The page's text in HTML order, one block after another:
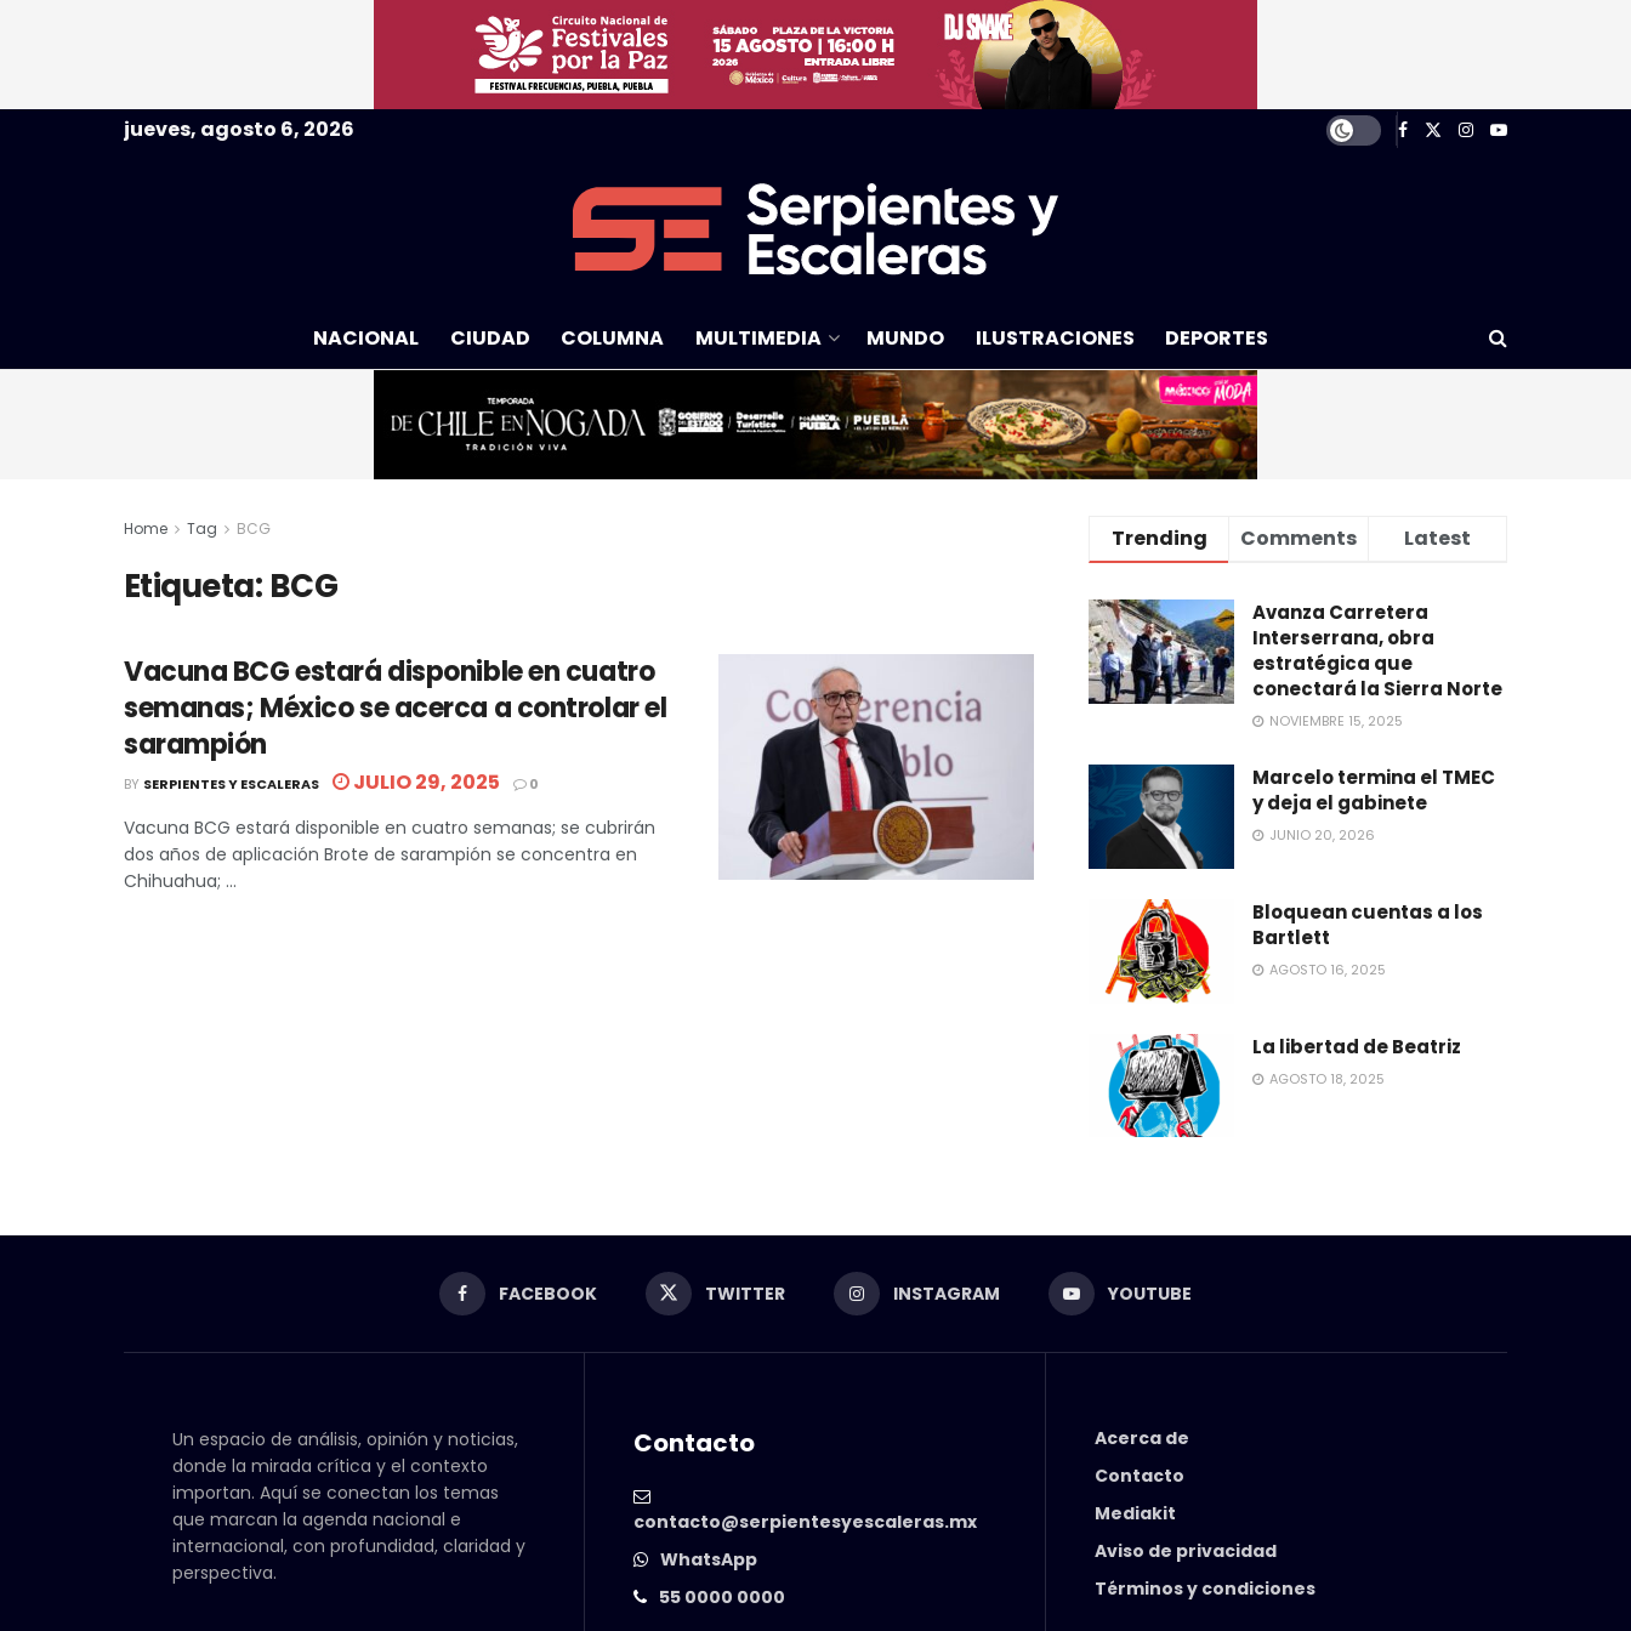
jueves, agosto 6, 2026
NACIONAL CIUDAD COLUMNA MULTIMEDIA MUNDO ILUSTRACIONES DEPORTES
Home Tag BCG
Etiqueta: BCG
Vacuna BCG estará disponible en cuatro
semanas; México se acerca a controlar el
sarampión
BY SERPIENTES Y ESCALERAS JULIO 29, 2025 0
Vacuna BCG estará disponible en cuatro semanas; se cubrirán
dos años de aplicación Brote de sarampión se concentra en
Chihuahua; ...
Trending Comments Latest
Avanza Carretera
Interserrana, obra
estratégica que
conectará la Sierra Norte
NOVIEMBRE 15, 2025
Marcelo termina el TMEC
y deja el gabinete
JUNIO 20, 2026
Bloquean cuentas a los
Bartlett
AGOSTO 16, 2025
La libertad de Beatriz
AGOSTO 18, 2025
FACEBOOK TWITTER INSTAGRAM YOUTUBE
Un espacio de análisis, opinión y noticias,
donde la mirada crítica y el contexto
importan. Aquí se conectan los temas
que marcan la agenda nacional e
internacional, con profundidad, claridad y
perspectiva.
Contacto
contacto@serpientesyescaleras.mx
WhatsApp
55 0000 0000
Acerca de
Contacto
Mediakit
Aviso de privacidad
Términos y condiciones